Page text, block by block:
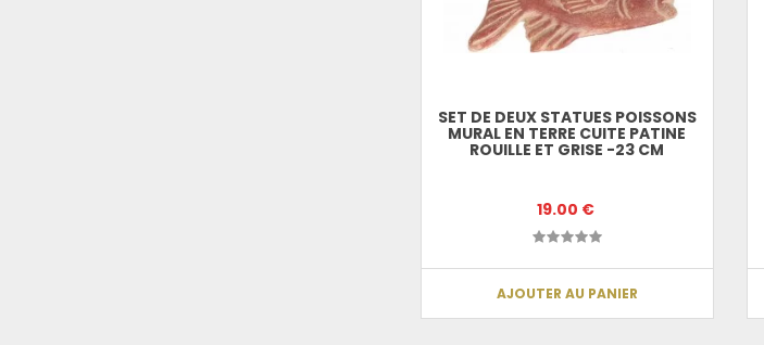
SET DE DEUX STATUES POISSONS
MURAL EN TERRE CUITE PATINE
ROUILLE ET GRISE -23 CM
19.00 €
AJOUTER AU PANIER